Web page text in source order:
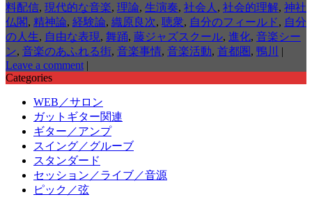
料配信, 現代的な音楽, 理論, 生演奏, 社会人 , 社会的理解, 神社
仏閣, 精神論, 経験論, 織原良次, 聴衆, 自分のフィールド, 自分
の人生, 自由な表現, 舞踊, 藤ジャズスクール, 進化, 音楽シー
ン, 音楽のあふれる街, 音楽事情, 音楽活動, 首都圏 , 鴨川
|
Leave a comment |
Categories
WEB／サロン
ガットギター関連
ギター／アンプ
スイング／グルーブ
スタンダード
セッション／ライブ／音源
ピック／弦